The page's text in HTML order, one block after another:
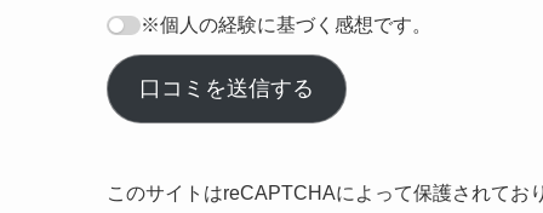
※個人の経験に基づく感想です。
口コミを送信する
このサイトはreCAPTCHAによって保護されてお